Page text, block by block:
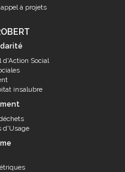
à projets
d'Action Social
insalubre
d'Usage